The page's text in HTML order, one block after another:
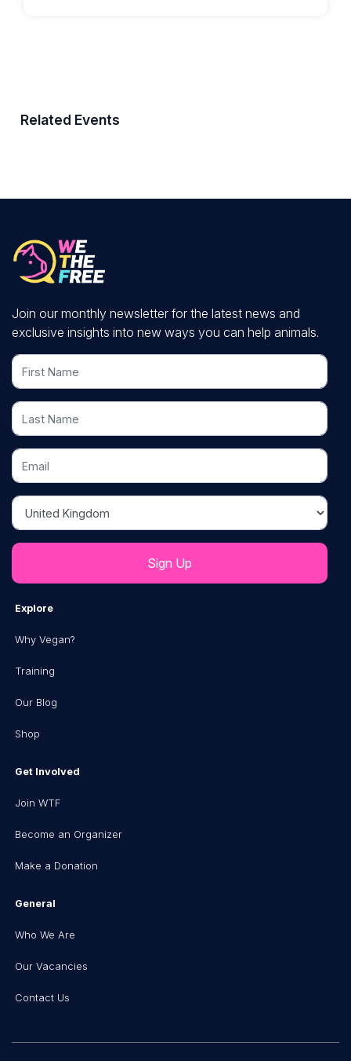
Related Events
Join our monthly newsletter for the latest news and
exclusive insights into new ways you can help animals.
First Name
Last Name
Email
Country
Explore
Why Vegan?
Training
Our Blog
Shop
Get Involved
Join WTF
Become an Organizer
Make a Donation
General
Who We Are
Our Vacancies
Contact Us